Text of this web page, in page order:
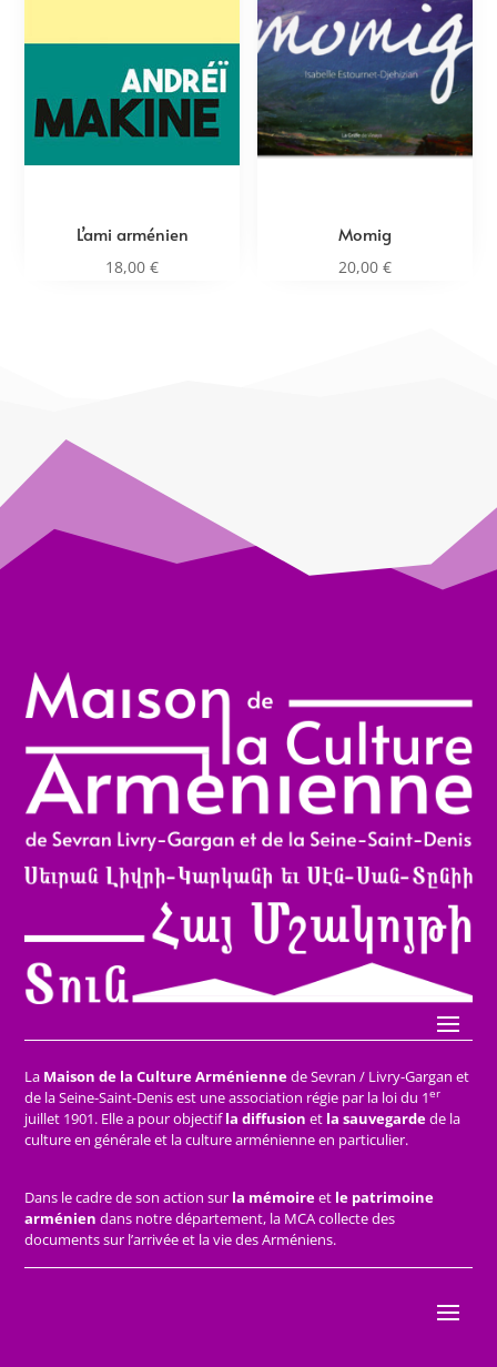
L’ami arménien
18,00€
Momig
20,00 €
La Maison de la Culture Arméniennede Sevran / Livry-Gargan et
de la Seine-Saint-Denis est une association régie par la loi du 1er
juillet 1901. Elle a pour objectifla diffusion et la sauvegardede la
culture en générale et la culture arménienne en particulier.
Dans le cadre de son action sur la mémoireet le patrimoine
arménien dans notre département, la MCA collecte des
documents sur l’arrivée et la vie des Arméniens.